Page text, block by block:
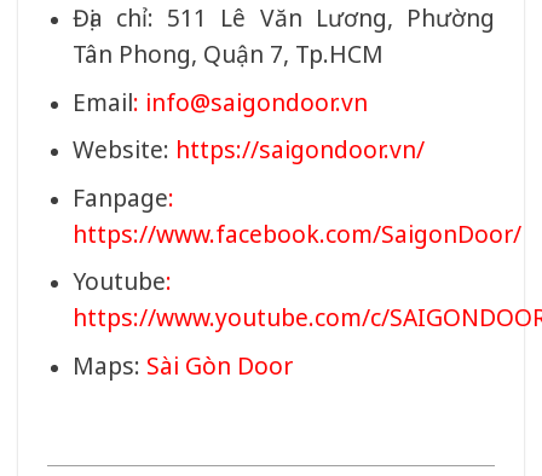
Địa chỉ: 511 Lê Văn Lương, Phường
Tân Phong, Quận 7, Tp.HCM
Email: info@saigondoor.vn
Website: https://saigondoor.vn/
Fanpage:
https://www.facebook.com/SaigonDoor/
Youtube:
https://www.youtube.com/c/
Maps: Sài Gòn Door